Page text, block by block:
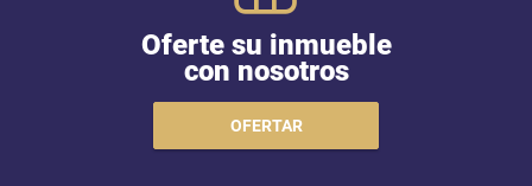
Oferte su inmueble
con nosotros
OFERTAR